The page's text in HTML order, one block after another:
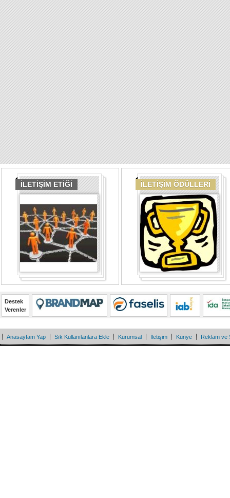
İLETİŞİM ETİĞİ İLETİŞİM ÖDÜLLERİ
Destek
Verenler
Anasayfam Yap Sık Kullanılanlara Ekle Kurumsal İletişim Künye Reklam ve